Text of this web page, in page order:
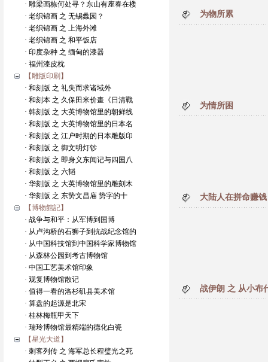
· 雕梁画栋何处寻？东山有座春在楼
· 老织锦画 之 无锡蠡园？
· 老织锦画 之 上海外滩
· 老织锦画 之 和平饭店
· 印度杂种 之 缅甸的漆器
· 福州漆皮枕
【雕版印刷】
· 和刻版 之 礼失而求诸域外
· 和刻本 之 久保田米价畫《日清戰
· 韩刻版 之 大英博物馆里的朝鲜线
· 和刻版 之 大英博物馆里的日本名
· 和刻版 之 江户时期的日本雕版印
· 和刻版 之 御文明灯钞
· 和刻版 之 即身义东闻记与四国八
· 和刻版 之 六韬
· 华刻版 之 大英博物馆里的雕刻木
· 华刻版 之 东势文昌庙 势字的十
【博物館記】
· 战争与和平：从军博到国博
· 从卢沟桥的石狮子到抗战纪念馆的
· 从中国科技馆到中国科学家博物馆
· 从森林公园到考古博物馆
· 中国工艺美术馆印象
· 观复博物馆散记
· 值得一看的洛杉矶县美术馆
· 算盘的起源是北宋
· 桂林梅瓶甲天下
· 瑞玲博物馆最精端的德化白瓷
【星光大道】
· 刺客列传 之 海军总长程璧光之死
为物所累
为情所困
大陆人在拼命赚
战伊朗 之 从小布